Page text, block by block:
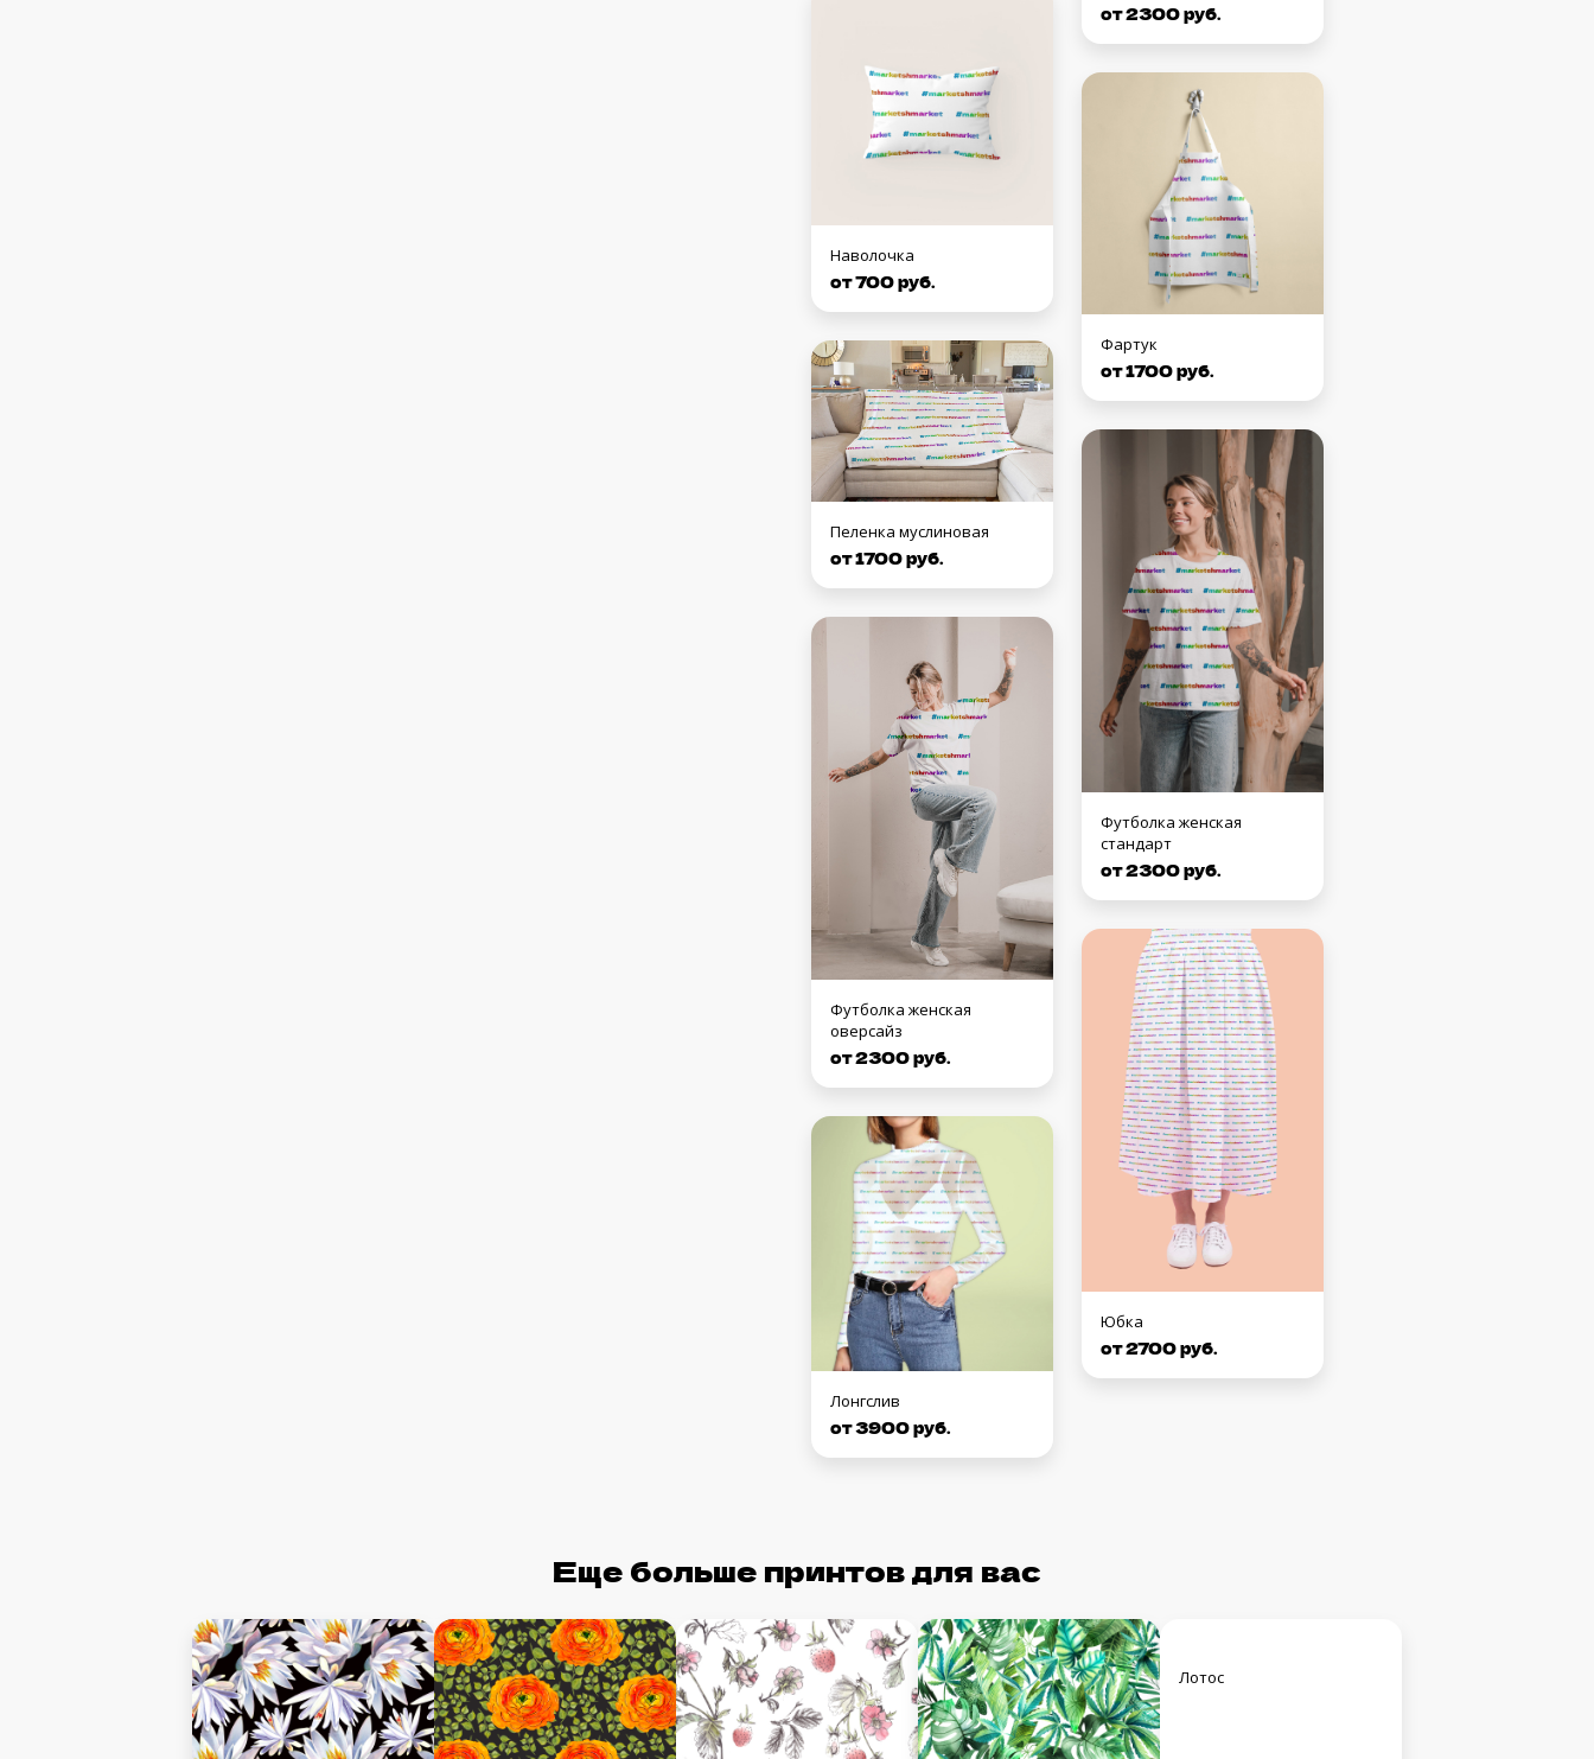
Наволочка
от 700 руб.
Пеленка муслиновая
от 1700 руб.
Футболка женская
оверсайз
от 2300 руб.
Лонгслив
от 3900 руб.
от 2300 руб.
Фартук
от 1700 руб.
Футболка женская
стандарт
от 2300 руб.
Юбка
от 2700 руб.
Еще больше принтов для вас
Лотос